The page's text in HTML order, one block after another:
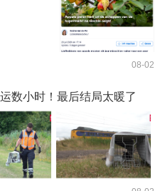
08-02
数小时！最后结局太暖了